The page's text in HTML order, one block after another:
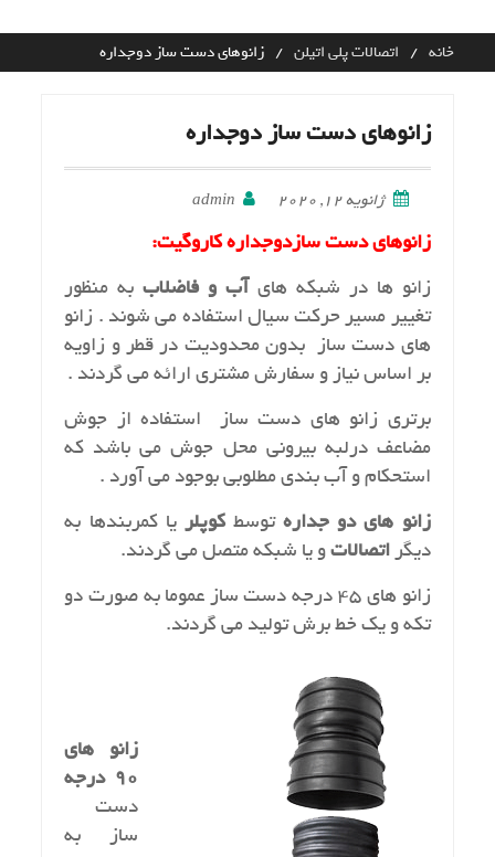
to
contentخانه اتصالات پلی اتیلن زانوهای دست ساز دوجداره
زانوهای دست ساز دوجداره
ژانویه 12, 2020 admin
زانوهای دست سازدوجداره کاروگیت:
زانو ها در شبكه هايآب و فاضلاببه منظور
تغيير مسير حركت سيال استفاده مي شوند . زانو
هاي دست ساز بدون محدوديت در قطر و زاويه
بر اساس نياز و سفارش مشتري ارائه مي گردند .
برتري زانو هاي دست ساز استفاده از جوش
مضاعف درلبه بيروني محل جوش مي باشد كه
استحكام و آب بندي مطلوبي بوجود مي آورد .
زانو هاي دو جدارهتوسطكوپلر يا كمربندها به
ديگراتصالاتو يا شبكه متصل مي گردند.
زانو هاي 45 درجه دست ساز عموما به صورت دو
تكه و يك خط برش توليد مي گردند.
زانو هاي
90 درجه
دست
ساز به